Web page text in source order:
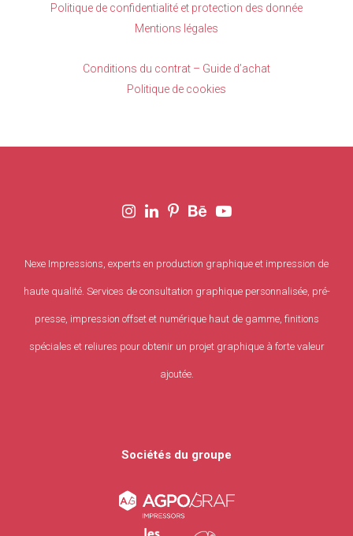
Politique de confidentialité et protection des donnée
Mentions légales
Conditions du contrat – Guide d’achat
Politique de cookies
Nexe Impressions, experts en production graphique et impression de
haute qualité. Services de consultation graphique personnalisée, pré-
presse, impression offset et numérique haut de gamme, finitions
spéciales et reliures pour obtenir un projet graphique à forte valeur
ajoutée.
Sociétés du groupe